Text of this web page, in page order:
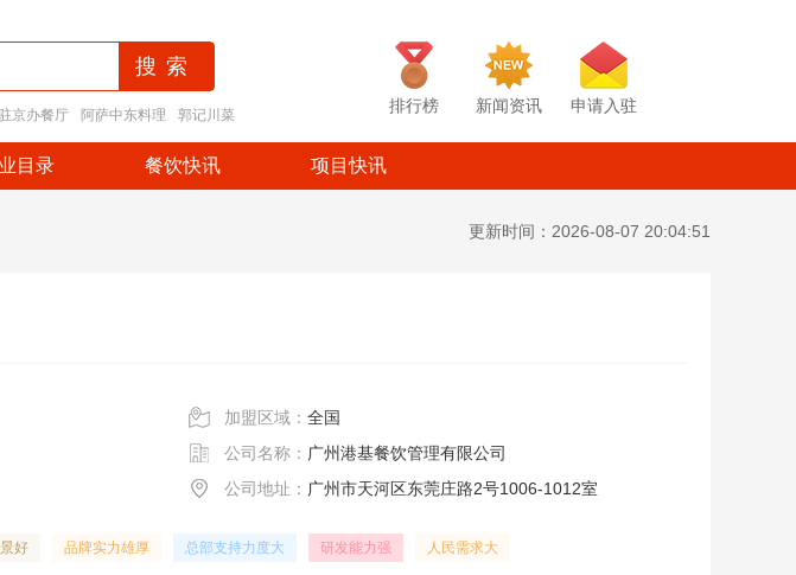
京办餐厅 阿萨中东料理 郭记川菜 排行榜 新闻资讯 申请入驻
目录 餐饮快讯 项目快讯
更新时间：2026-08-07 20:04:51
加盟区域： 全国
公司名称： 广州港基餐饮管理有限公司
公司地址： 广州市天河区东莞庄路2号1006-1012室
好 品牌实力雄厚 总部支持力度大 研发能力强 人民需求大